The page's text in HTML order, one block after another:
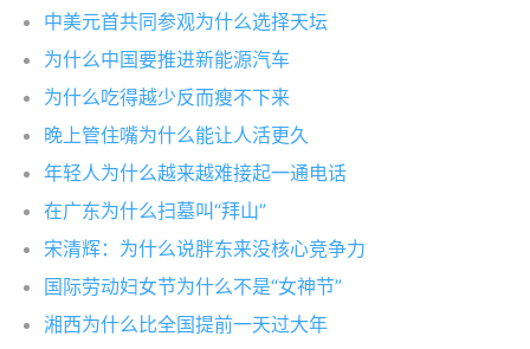
中美元首共同参观为什么选择天坛
为什么中国要推进新能源汽车
为什么吃得越少反而瘦不下来
晚上管住嘴为什么能让人活更久
年轻人为什么越来越难接起一通电话
在广东为什么扫墓叫“拜山”
宋清辉：为什么说胖东来没核心竞争力
国际劳动妇女节为什么不是“女神节”
湘西为什么比全国提前一天过大年